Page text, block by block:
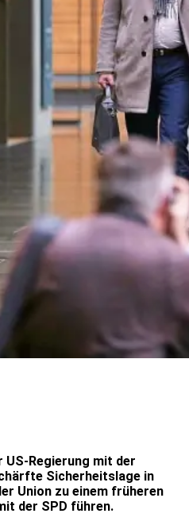
US-Regierung mit der
Sicherheitslage in
Union zu einem früheren
der SPD führen.